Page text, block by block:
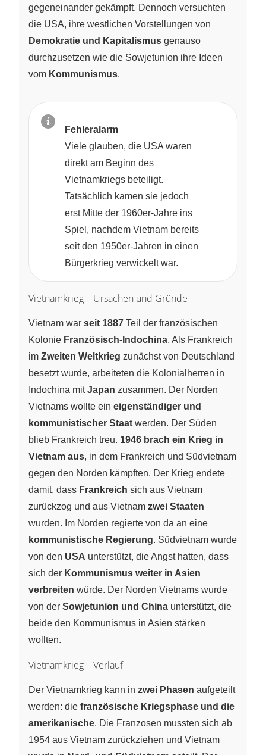
gegeneinander gekämpft. Dennoch versuchten
die USA, ihre westlichen Vorstellungen von
Demokratie und Kapitalismus genauso
durchzusetzen wie die Sowjetunion ihre Ideen
vom Kommunismus.
Fehleralarm
Viele glauben, die USA waren
direkt am Beginn des
Vietnamkriegs beteiligt.
Tatsächlich kamen sie jedoch
erst Mitte der 1960er-Jahre ins
Spiel, nachdem Vietnam bereits
seit den 1950er-Jahren in einen
Bürgerkrieg verwickelt war.
Vietnamkrieg – Ursachen und Gründe
Vietnam war seit 1887 Teil der französischen
Kolonie Französisch-Indochina. Als Frankreich
im Zweiten Weltkrieg zunächst von Deutschland
besetzt wurde, arbeiteten die Kolonialherren in
Indochina mitJapan zusammen. Der Norden
Vietnams wollte ein eigenständiger und
kommunistischer Staat werden. Der Süden
blieb Frankreich treu. 1946 brach ein Krieg in
Vietnam aus, in dem Frankreich und Südvietnam
gegen den Norden kämpften. Der Krieg endete
damit, dass Frankreich sich aus Vietnam
zurückzog und aus Vietnam zwei Staaten
wurden. Im Norden regierte von da an eine
kommunistische Regierung. Südvietnam wurde
von den USA unterstützt, die Angst hatten, dass
sich der Kommunismus weiter in Asien
verbreiten würde. Der Norden Vietnams wurde
von der Sowjetunion und China unterstützt, die
beide den Kommunismus in Asien stärken
wollten.
Vietnamkrieg – Verlauf
Der Vietnamkrieg kann in zwei Phasen aufgeteilt
werden: die französische Kriegsphase und die
amerikanische. Die Franzosen mussten sich ab
1954 aus Vietnam zurückziehen und Vietnam